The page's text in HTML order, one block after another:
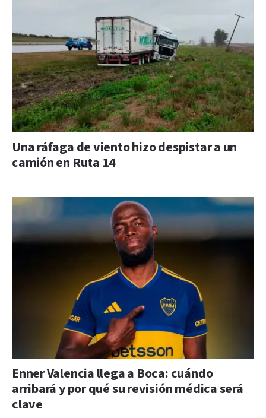
Una ráfaga de viento hizo despistar a un
camión en Ruta 14
Enner Valencia llega a Boca: cuándo
arribará y por qué su revisión médica será
clave